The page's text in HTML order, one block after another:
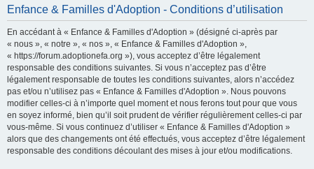
Enfance & Familles d'Adoption - Conditions d’utilisation
En accédant à « Enfance & Familles d'Adoption » (désigné ci-après par
« nous », « notre », « nos », « Enfance & Familles d'Adoption »,
« https://forum.adoptionefa.org »), vous acceptez d’être légalement
responsable des conditions suivantes. Si vous n’acceptez pas d’être
légalement responsable de toutes les conditions suivantes, alors n’accédez
pas et/ou n’utilisez pas « Enfance & Familles d'Adoption ». Nous pouvons
modifier celles-ci à n’importe quel moment et nous ferons tout pour que vous
en soyez informé, bien qu’il soit prudent de vérifier régulièrement celles-ci par
vous-même. Si vous continuez d’utiliser « Enfance & Familles d'Adoption »
alors que des changements ont été effectués, vous acceptez d’être légalement
responsable des conditions découlant des mises à jour et/ou modifications.